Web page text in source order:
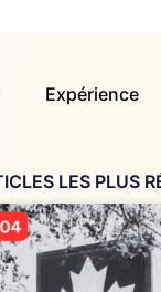
Expérience
LES PLUS